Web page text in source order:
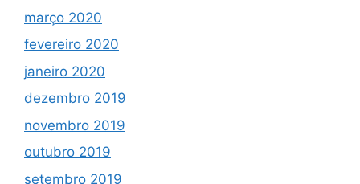
março 2020
fevereiro 2020
janeiro 2020
dezembro 2019
novembro 2019
outubro 2019
setembro 2019